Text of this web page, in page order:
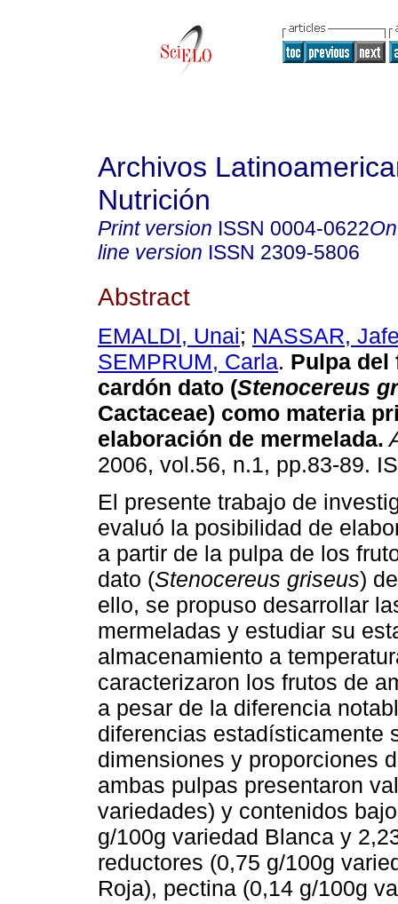
Archivos
Nutrición
Print version ISSN 0004-0622
line version ISSN 2309-5806
Abstract
EMALDI, Unai; NASSAR,
SEMPRUM, Carla. Pulpa del
cardón dato (Stenocereus
Cactaceae) como materia
elaboración de mermelada.
2006, vol.56, n.1, pp.83-89.
El presente trabajo de
evaluó la posibilidad de
a partir de la pulpa de los
dato (Stenocereus griseus)
ello, se propuso desarrollar
mermeladas y estudiar su
almacenamiento a
caracterizaron los frutos de
a pesar de la diferencia
diferencias estadísticamente
dimensiones y proporciones
ambas pulpas presentaron
variedades) y contenidos
g/100g variedad Blanca y
reductores (0,75 g/100g
Roja), pectina (0,14 g/100g